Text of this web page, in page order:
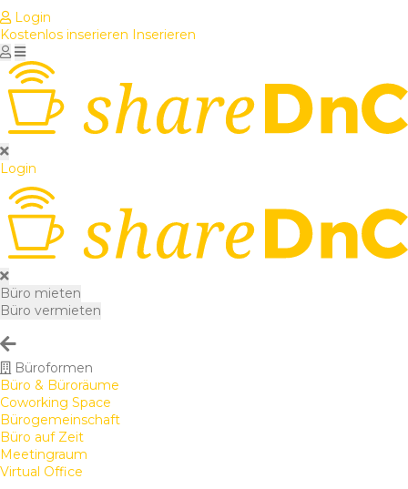
Login
Kostenlos inserieren Inserieren
Login
Büro mieten
Büro vermieten
Büroformen
Büro & Büroräume
Coworking Space
Bürogemeinschaft
Büro auf Zeit
Meetingraum
Virtual Office